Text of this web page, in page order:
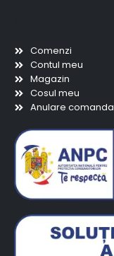
Comenzi
Contul meu
Magazin
Cosul meu
Anulare comanda